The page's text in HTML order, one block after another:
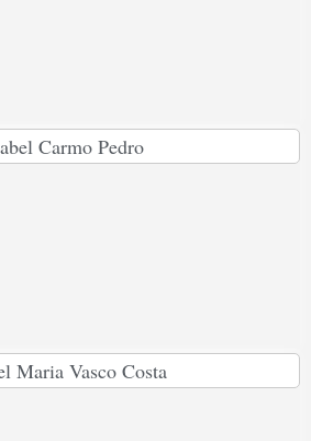
Carmo Pedro
Maria Vasco Costa